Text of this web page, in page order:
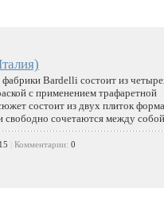
Bardelli состоит из
с применением трафаретной
состоит из двух плиток
сочетаются между собой.
Комментарии: 0